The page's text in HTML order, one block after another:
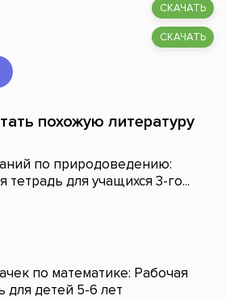
СКАЧАТЬ
СКАЧАТЬ
похожую литературу
по природоведению:
тетрадь для учащихся 3-го...
по математике: Рабочая
для детей 5-6 лет